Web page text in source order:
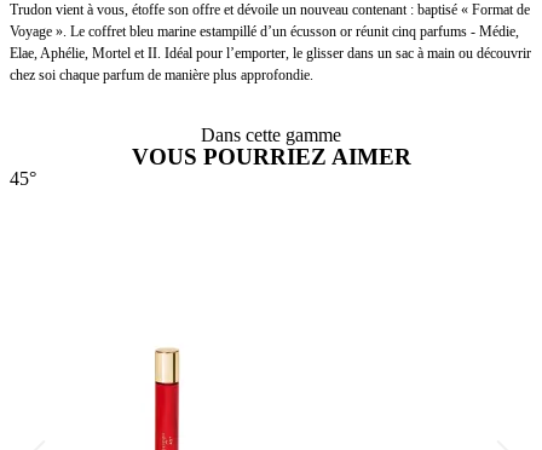
Trudon vient à vous, étoffe son offre et dévoile un nouveau contenant : baptisé « Format de
Voyage ». Le coffret bleu marine estampillé d’un écusson or réunit cinq parfums - Médie,
Elae, Aphélie, Mortel et II. Idéal pour l’emporter, le glisser dans un sac à main ou découvrir
chez soi chaque parfum de manière plus approfondie.
Dans cette gamme
VOUS POURRIEZ AIMER
45°